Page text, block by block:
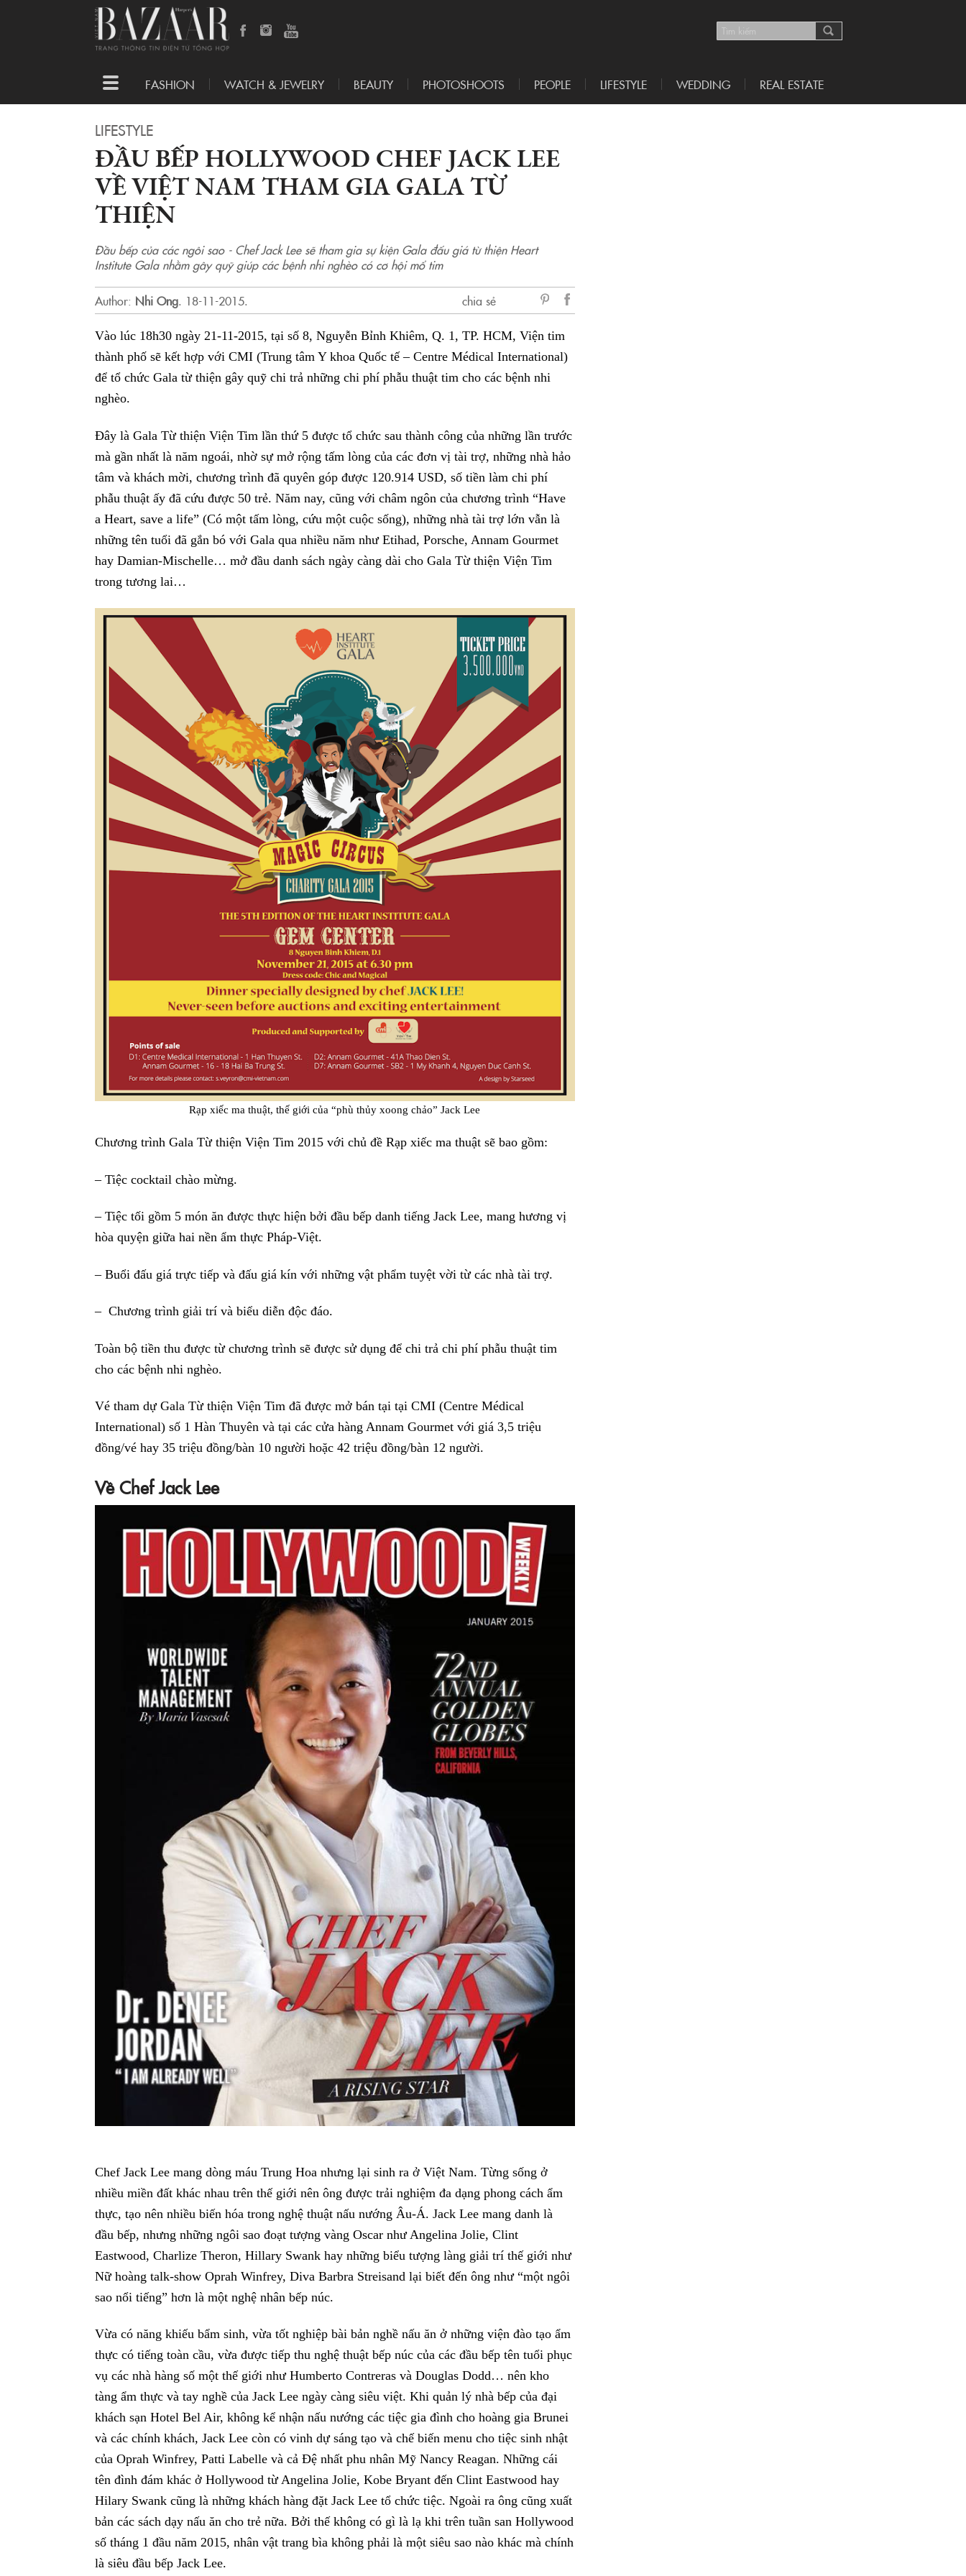
Toggle
navigation
FASHION WATCH & JEWELRY BEAUTY PHOTOSHOOTS PEOPLE LIFESTYLE WEDDING REAL ESTATE
LIFESTYLE
ĐẦU BẾP HOLLYWOOD CHEF JACK LEE
VỀ VIỆT NAM THAM GIA GALA TỪ
THIỆN
Đầu bếp của các ngôi sao - Chef Jack Lee sẽ tham gia sự kiện Gala đấu giá từ thiện Heart
Institute Gala nhằm gây quỹ giúp các bệnh nhi nghèo có cơ hội mổ tim
Author: Nhi Ong. 18-11-2015.
chia sẻ
Facebook
Vào lúc 18h30 ngày 21-11-2015, tại số 8, Nguyễn Bỉnh Khiêm, Q. 1, TP. HCM, Viện tim
thành phố sẽ kết hợp với CMI (Trung tâm Y khoa Quốc tế – Centre Médical International)
để tổ chức Gala từ thiện gây quỹ chi trả những chi phí phẫu thuật tim cho các bệnh nhi
nghèo.
Đây là Gala Từ thiện Viện Tim lần thứ 5 được tổ chức sau thành công của những lần trước
mà gần nhất là năm ngoái, nhờ sự mở rộng tấm lòng của các đơn vị tài trợ, những nhà hảo
tâm và khách mời, chương trình đã quyên góp được 120.914 USD, số tiền làm chi phí
phẫu thuật ấy đã cứu được 50 trẻ. Năm nay, cũng với châm ngôn của chương trình “Have
a Heart, save a life” (Có một tấm lòng, cứu một cuộc sống), những nhà tài trợ lớn vẫn là
những tên tuổi đã gắn bó với Gala qua nhiều năm như Etihad, Porsche, Annam Gourmet
hay Damian-Mischelle… mở đầu danh sách ngày càng dài cho Gala Từ thiện Viện Tim
trong tương lai…
Rạp xiếc ma thuật, thế giới của “phù thủy xoong chảo” Jack Lee
Chương trình Gala Từ thiện Viện Tim 2015 với chủ đề Rạp xiếc ma thuật sẽ bao gồm:
– Tiệc cocktail chào mừng.
– Tiệc tối gồm 5 món ăn được thực hiện bởi đầu bếp danh tiếng Jack Lee, mang hương vị
hòa quyện giữa hai nền ẩm thực Pháp-Việt.
– Buổi đấu giá trực tiếp và đấu giá kín với những vật phẩm tuyệt vời từ các nhà tài trợ.
– Chương trình giải trí và biểu diễn độc đáo.
Toàn bộ tiền thu được từ chương trình sẽ được sử dụng để chi trả chi phí phẫu thuật tim
cho các bệnh nhi nghèo.
Vé tham dự Gala Từ thiện Viện Tim đã được mở bán tại tại CMI (Centre Médical
International) số 1 Hàn Thuyên và tại các cửa hàng Annam Gourmet với giá 3,5 triệu
đồng/vé hay 35 triệu đồng/bàn 10 người hoặc 42 triệu đồng/bàn 12 người.
Về Chef Jack Lee
Chef Jack Lee mang dòng máu Trung Hoa nhưng lại sinh ra ở Việt Nam. Từng sống ở
nhiều miền đất khác nhau trên thế giới nên ông được trải nghiệm đa dạng phong cách ẩm
thực, tạo nên nhiều biến hóa trong nghệ thuật nấu nướng Âu-Á. Jack Lee mang danh là
đầu bếp, nhưng những ngôi sao đoạt tượng vàng Oscar như Angelina Jolie, Clint
Eastwood, Charlize Theron, Hillary Swank hay những biểu tượng làng giải trí thế giới như
Nữ hoàng talk-show Oprah Winfrey, Diva Barbra Streisand lại biết đến ông như “một ngôi
sao nổi tiếng” hơn là một nghệ nhân bếp núc.
Vừa có năng khiếu bẩm sinh, vừa tốt nghiệp bài bản nghề nấu ăn ở những viện đào tạo ẩm
thực có tiếng toàn cầu, vừa được tiếp thu nghệ thuật bếp núc của các đầu bếp tên tuổi phục
vụ các nhà hàng số một thế giới như Humberto Contreras và Douglas Dodd… nên kho
tàng ẩm thực và tay nghề của Jack Lee ngày càng siêu việt. Khi quản lý nhà bếp của đại
khách sạn Hotel Bel Air, không kể nhận nấu nướng các tiệc gia đình cho hoàng gia Brunei
và các chính khách, Jack Lee còn có vinh dự sáng tạo và chế biến menu cho tiệc sinh nhật
của Oprah Winfrey, Patti Labelle và cả Đệ nhất phu nhân Mỹ Nancy Reagan. Những cái
tên đình đám khác ở Hollywood từ Angelina Jolie, Kobe Bryant đến Clint Eastwood hay
Hilary Swank cũng là những khách hàng đặt Jack Lee tổ chức tiệc. Ngoài ra ông cũng xuất
bản các sách dạy nấu ăn cho trẻ nữa. Bởi thế không có gì là lạ khi trên tuần san Hollywood
số tháng 1 đầu năm 2015, nhân vật trang bìa không phải là một siêu sao nào khác mà chính
là siêu đầu bếp Jack Lee.